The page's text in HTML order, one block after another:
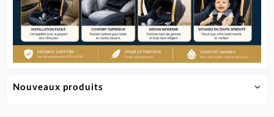
Nouveaux produits